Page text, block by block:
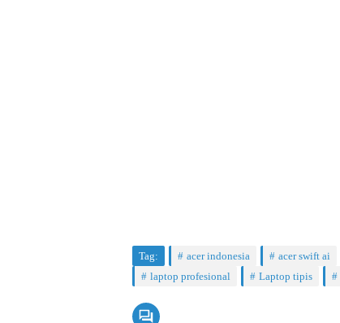
Tag: acer indonesia acer swift ai
laptop profesional
Laptop tipis